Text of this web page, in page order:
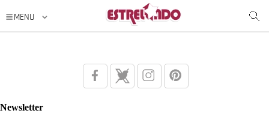
Newsletter